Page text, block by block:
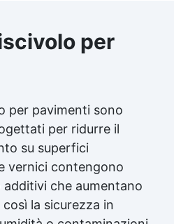
per
per pavimenti sono
per ridurre il
su superfici
vernici contengono
che aumentano
la sicurezza in